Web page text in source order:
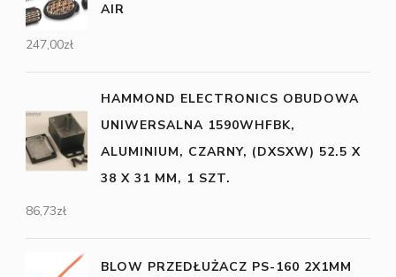
AIR
247,00zł
HAMMOND ELECTRONICS OBUDOWA
UNIWERSALNA 1590WHFBK,
ALUMINIUM, CZARNY, (DXSXW) 52.5 X
38 X 31 MM, 1 SZT.
86,73zł
BLOW PRZEDŁUŻACZ PS-160 2X1MM